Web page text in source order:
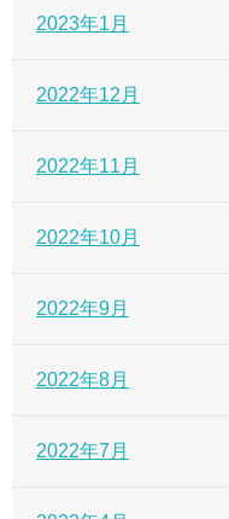
2023年1月
2022年12月
2022年11月
2022年10月
2022年9月
2022年8月
2022年7月